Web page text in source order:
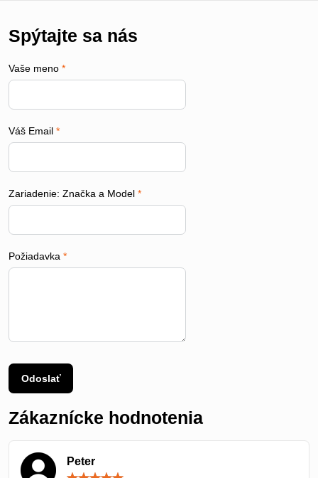
Spýtajte sa nás
Vaše meno *
Váš Email *
Zariadenie: Značka a Model *
Požiadavka *
Odoslať
Zákaznícke hodnotenia
Peter